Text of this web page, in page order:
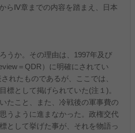
らⅣ章までの内容を踏まえ、日本
うか。その理由は、1997年及び
＝QDR）に明確にされてい
れたものであるが、ここでは、
標として掲げられていた(注１)。
たこと、また、冷戦後の軍事費の
うように進まなかった。政権交代
として挙げた事が、それを物語っ